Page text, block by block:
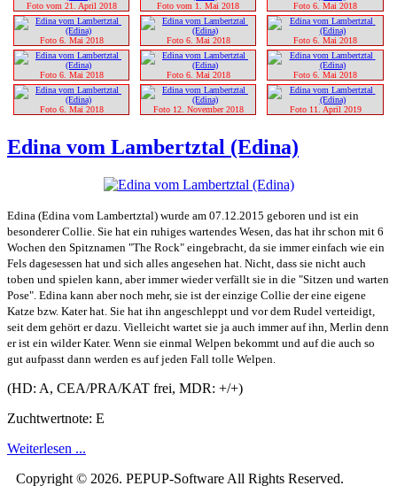
Foto vom 21. April 2018
Foto 6. Mai 2018 Foto 6. Mai 2018
Foto 6. Mai 2018 Foto 6. Mai 2018
Foto 6. Mai 2018 Foto 12. November 2018 Foto 11. April 2019
Edina vom Lambertztal (Edina)
Edina (Edina vom Lambertztal) wurde am 07.12.2015 geboren und ist ein
besonderer Collie. Sie hat ein ruhiges wartendes Wesen, das hat ihr schon mit 6
Wochen den Spitznamen "The Rock" eingebracht, da sie immer einfach wie ein
Fels dagesessen hat und sich alles angesehen hat. Nicht, dass sie nicht auch
toben und spielen kann, aber immer wieder verfällt sie in die "Sitzen und warten
Pose". Edina kann aber noch mehr, sie ist der einzige Collie der eine eigene
Katze bzw. Kater hat. Sie hat ihn angeschleppt und vor dem Rudel verteidigt,
seit dem gehört er dazu. Vielleicht wartet sie ja auch immer auf ihn, Merlin denn
er ist ein wilder Kater. Wenn sie einmal Welpen bekommt und auf die auch so
gut aufpasst dann werden es auf jeden Fall tolle Welpen.
(HD: A, CEA/PRA/KAT frei, MDR: +/+)
Zuchtwertnote: E
Weiterlesen ...
Copyright © 2026. PEPUP-Software All Rights Reserved.